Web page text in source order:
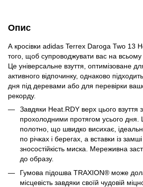
Опис
А кросівки adidas Terrex Daroga Two 13
того, щоб супроводжувати вас на
Це універсальне взуття, оптимізоване
активного відпочинку, однаково
дня під деревами або для перевірки
рекорду.
Завдяки Heat.RDY верх цього взуття
прохолодними протягом усього дня.
полотно, що швидко висихає,
по річках і берегах, а вставки із
зносостійкість миска. Мереживна
до образу.
Гумова підошва TRAXION® може
місцевість завдяки своїй чудовій